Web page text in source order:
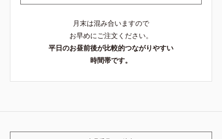
月末は混み合いますので
お早めにご注文ください。
平日のお昼前後が比較的つながりやすい
時間帯です。